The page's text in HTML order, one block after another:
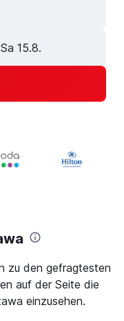
Sa 15.8.
zu den gefragtesten
auf der Seite die
einzusehen.